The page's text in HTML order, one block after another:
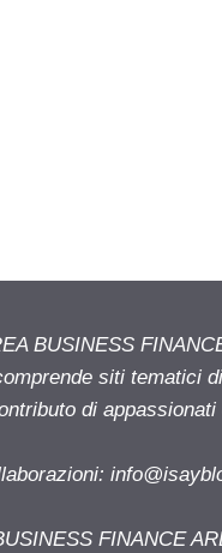
BUSINESS
siti tematici
di
FINANCE